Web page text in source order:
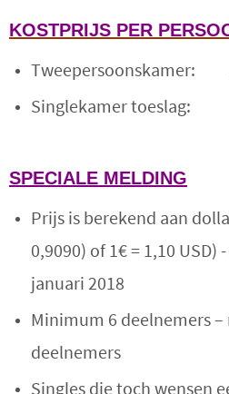
KOSTPRIJS PER
Singlekamer
SPECIALE MELDING
Prijs is berekend aan
0,9090) of 1€ = 1,10 USD)
januari 2018
Minimum 6 deelnemers
deelnemers
Singles die toch wensen